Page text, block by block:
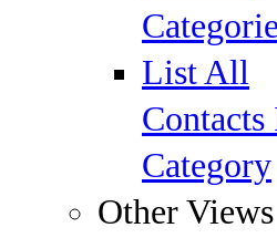
List All
Category
Other Views